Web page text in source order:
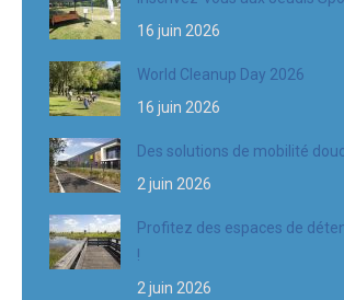
16 juin 2026
World Cleanup Day 2026
16 juin 2026
Des solutions de mobilité
2 juin 2026
Profitez des espaces de
!
2 juin 2026